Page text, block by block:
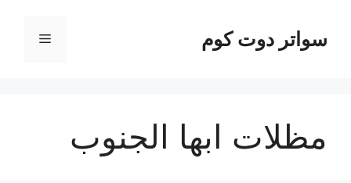
المحتوىسواتر دوت كوم القائمة
مظلات ابها الجنوب